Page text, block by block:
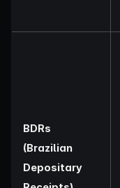
BDRs
(Brazilian
Depositary